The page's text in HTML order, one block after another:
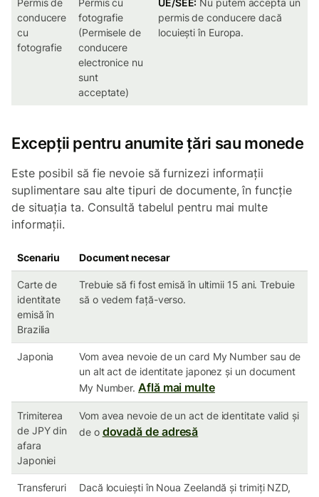
Permis de
conducere
cu
fotografie
Permis cu
fotografie
(Permisele de
conducere
electronice nu
sunt
acceptate)
UE/SEE: Nu putem accepta un
permis de conducere dacă
locuiești în Europa.
Excepții pentru anumite țări sau monede
Este posibil să fie nevoie să furnizezi informații
suplimentare sau alte tipuri de documente, în funcție
de situația ta. Consultă tabelul pentru mai multe
informații.
Scenariu Document necesar
Carte de
identitate
emisă în
Brazilia
Trebuie să fi fost emisă în ultimii 15 ani. Trebuie
să o vedem față-verso.
Japonia
Vom avea nevoie de un card My Number sau de
un alt act de identitate japonez și un document
My Number.Află mai multe
Trimiterea
de JPY din
afara
Japoniei
Vom avea nevoie de un act de identitate valid și
de o dovadă de adresă
Transferuri
Dacă locuiești în Noua Zeelandă și trimiți NZD,